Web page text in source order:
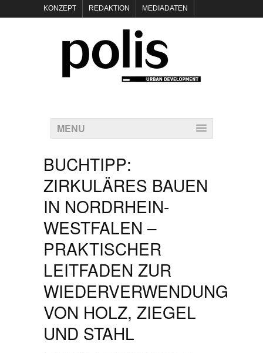
KONZEPT REDAKTION MEDIADATEN
POLIS KEYNOTES
KONTAKT DATENSCHUTZ IMPRESSUM
MENU
BUCHTIPP:
ZIRKULÄRES BAUEN
IN NORDRHEIN-
WESTFALEN –
PRAKTISCHER
LEITFADEN ZUR
WIEDERVERWENDUNG
VON HOLZ, ZIEGEL
UND STAHL